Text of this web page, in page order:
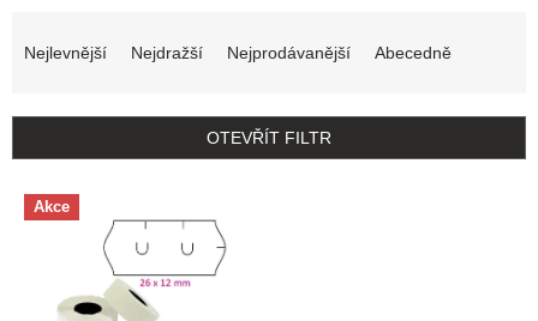
Nejlevnější Nejdražší Nejprodávanější Abecedně
OTEVŘÍT FILTR
Výpis produktů
Akce